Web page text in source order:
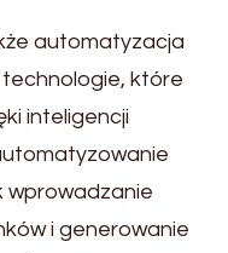
automatyzacja
technologie, które
inteligencji
wprowadzanie
i generowanie